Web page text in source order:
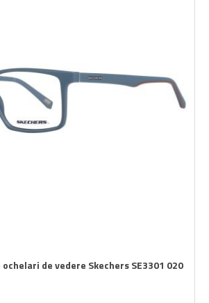
ochelari de vedere Skechers SE3301 020